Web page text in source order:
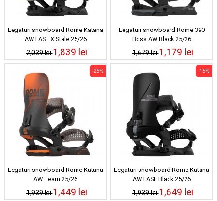
Legaturi snowboard Rome Katana
AW FASE X Stale 25/26
2,039 lei1,839 lei
Legaturi snowboard Rome 390
Boss AW Black 25/26
1,679 lei1,179 lei
Legaturi snowboard Rome Katana
AW Team 25/26
1,939 lei
-25%
1,449 lei
Legaturi snowboard Rome Katana
AW FASE Black 25/26
1,939 lei
-15%
1,649 lei